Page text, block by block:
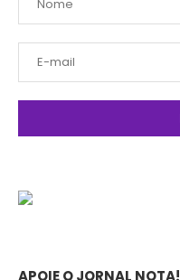
APOIE O JORNAL NOTA!